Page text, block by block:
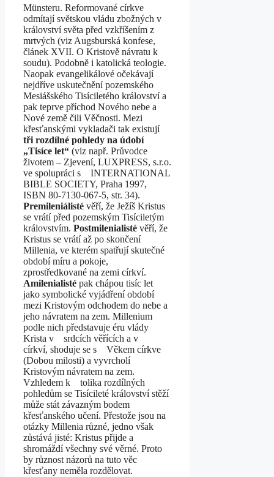
Münsteru. Reformované církve
odmítají světskou vládu zbožných v
království světa před vzkříšením z
mrtvých (viz Augsburská konfese,
článek XVII. O Kristově návratu k
soudu). Podobně i katolická teologie.
Naopak evangelikálové očekávají
nejdříve uskutečnění pozemského
Mesiášského Tisíciletého království a
pak teprve příchod Nového nebe a
Nové země čili Věčnosti. Mezi
křesťanskými vykladači tak existují
tři rozdílné pohledy na údobí
„Tisíce let“ (viz např. Průvodce
životem – Zjevení, LUXPRESS, s.r.o.
ve spolupráci s INTERNATIONAL
BIBLE SOCIETY, Praha 1997,
ISBN 80-7130-067-5, str. 34).
Premileniálisté věří, že Ježíš Kristus
se vrátí před pozemským Tisíciletým
královstvím. Postmilenialisté věří, že
Kristus se vrátí až po skončení
Millenia, ve kterém spatřují skutečné
období míru a pokoje,
zprostředkované na zemi církví.
Amilenialisté pak chápou tisíc let
jako symbolické vyjádření období
mezi Kristovým odchodem do nebe a
jeho návratem na zem. Millenium
podle nich představuje éru vlády
Krista v srdcích věřících a v
církví, shoduje se s Věkem církve
(Dobou milosti) a vyvrcholí
Kristovým návratem na zem.
Vzhledem k tolika rozdílných
pohledům se Tisícileté království stěží
může stát závazným bodem
křesťanského učení. Přestože jsou na
otázky Millenia různé, jedno však
zůstává jisté: Kristus přijde a
shromáždí všechny své věrné. Proto
by různost názorů na tuto věc
křesťany neměla rozdělovat.